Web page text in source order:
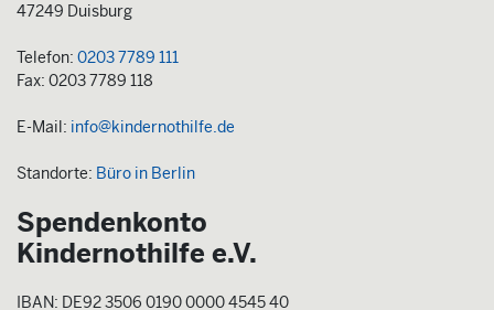
47249 Duisburg
Telefon: 0203 7789 111
Fax: 0203 7789 118
E-Mail: info@kindernothilfe.de
Standorte: Büro in Berlin
Spendenkonto
Kindernothilfe e.V.
IBAN: DE92 3506 0190 0000 4545 40